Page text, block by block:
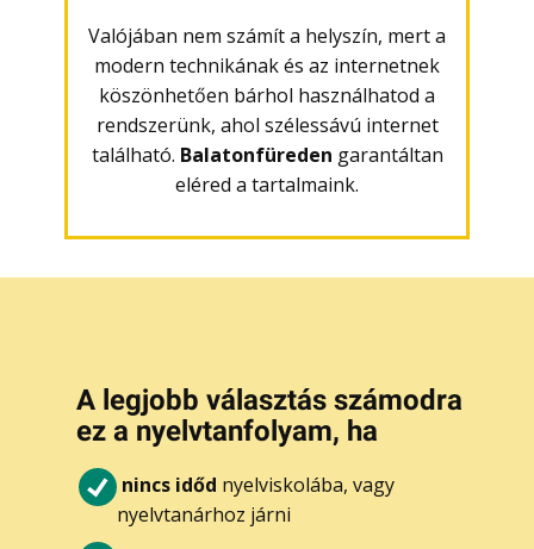
Valójában nem számít a helyszín, mert a
modern technikának és az internetnek
köszönhetően bárhol használhatod a
rendszerünk, ahol szélessávú internet
található. Balatonfüreden garantáltan
eléred a tartalmaink.
A legjobb választás számodra
ez a nyelvtanfolyam, ha
nincs időd nyelviskolába, vagy
nyelvtanárhoz járni